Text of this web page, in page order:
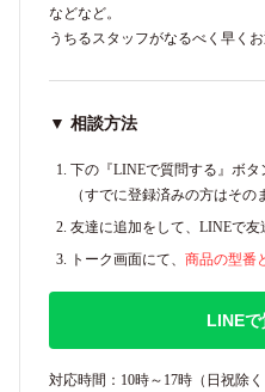
などなど。
うちるスタッフがなるべく早くお
▼ 相談方法
下の『LINEで質問する』ボタ
（すでに登録済みの方はその
友達に追加をして、LINEで友
トーク画面にて、 商品の型番
LINEで
対応時間：10時～17時（日祝除く